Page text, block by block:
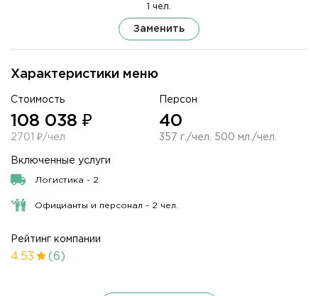
Характеристики меню
Стоимость
108 038 ₽
2701 ₽/чел
Персон
40
357 г./чел. 500 мл./чел.
Включенные услуги
Логистика - 2
Официанты и персонал - 2 чел.
Рейтинг компании
4.53 (6)
1 чел.
Заменить